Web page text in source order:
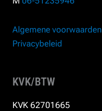
Algemene voorwaarden
Privacybeleid
KVK/BTW
KVK 62701665